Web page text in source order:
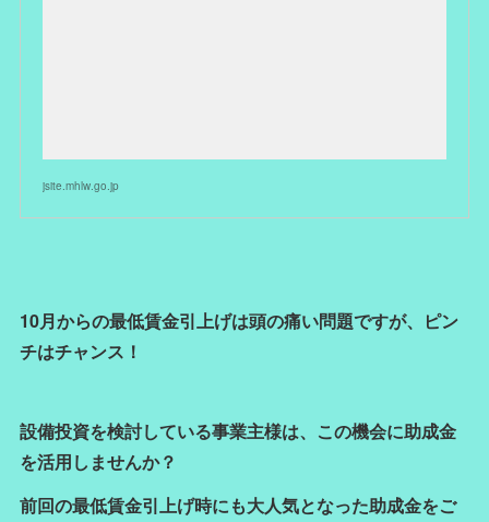
jsite.mhlw.go.jp
10月からの最低賃金引上げは頭の痛い問題ですが、ピン
チはチャンス！
設備投資を検討している事業主様は、この機会に助成金
を活用しませんか？
前回の最低賃金引上げ時にも大人気となった助成金をご